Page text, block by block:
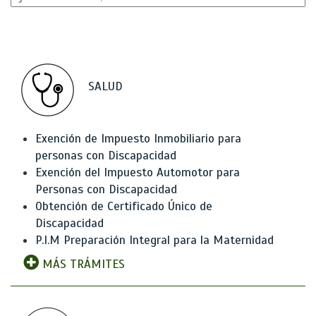
SALUD
Exención de Impuesto Inmobiliario para
personas con Discapacidad
Exención del Impuesto Automotor para
Personas con Discapacidad
Obtención de Certificado Único de
Discapacidad
P.I.M Preparación Integral para la Maternidad
MÁS TRÁMITES